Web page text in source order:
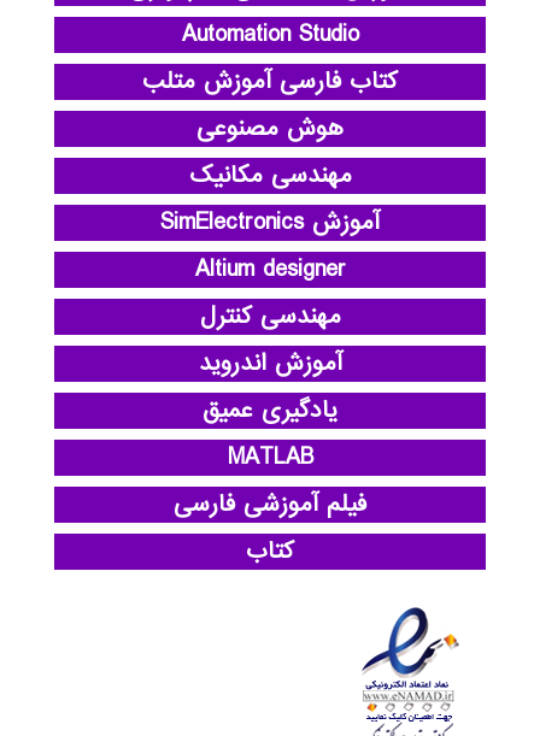
Automation Studio
کتاب فارسی آموزش متلب
هوش مصنوعی
مهندسی مکانیک
آموزش SimElectronics
Altium designer
مهندسی کنترل
آموزش اندروید
یادگیری عمیق
MATLAB
فیلم آموزشی فارسی
کتاب